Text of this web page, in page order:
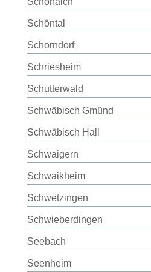
Schöntal
Schorndorf
Schriesheim
Schutterwald
Schwäbisch Gmünd
Schwäbisch Hall
Schwaigern
Schwaikheim
Schwetzingen
Schwieberdingen
Seebach
Seenheim